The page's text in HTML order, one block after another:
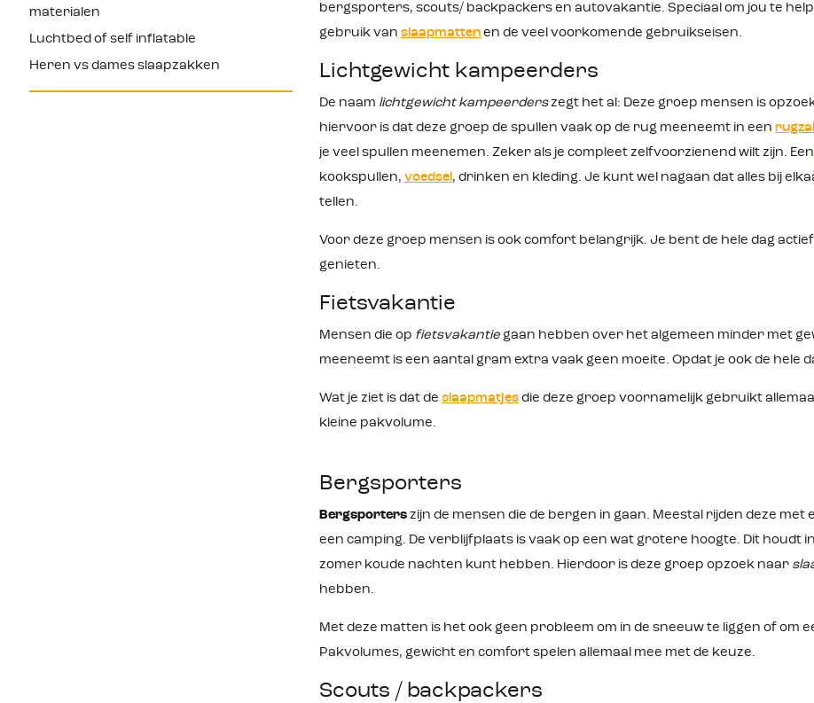
materialen
Luchtbed of self inflatable
Heren vs dames slaapzakken
bergsporters, scouts/ backpackers en autovakantie. Speciaal om jou te
gebruik van slaapmatten en de veel voorkomende gebruikseisen.
Lichtgewicht kampeerders
De naam lichtgewicht kampeerderszegt het al: Deze groep mensen is
hiervoor is dat deze groep de spullen vaak op de rug meeneemt in een
je veel spullen meenemen. Zeker als je compleet zelfvoorzienend wilt zijn. Een
kookspullen, voedsel, drinken en kleding. Je kunt wel nagaan dat alles bij
tellen.
Voor deze groep mensen is ook comfort belangrijk. Je bent de hele dag
genieten.
Fietsvakantie
Mensen die op fietsvakantie gaan hebben over het algemeen minder met
meeneemt is een aantal gram extra vaak geen moeite. Opdat je ook de hele
Wat je ziet is dat de slaapmatjes die deze groep voornamelijk gebruikt
kleine pakvolume.
Bergsporters
Bergsporters zijn de mensen die de bergen in gaan. Meestal rijden deze
een camping. De verblijfplaats is vaak op een wat grotere hoogte. Dit houdt
zomer koude nachten kunt hebben. Hierdoor is deze groep opzoek naar
hebben.
Met deze matten is het ook geen probleem om in de sneeuw te liggen of om
Pakvolumes, gewicht en comfort spelen allemaal mee met de keuze.
Scouts / backpackers